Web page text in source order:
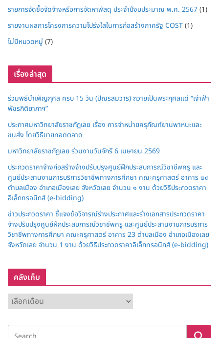
รายการจัดซื้อจัดจ้างหรือการจัดหาพัสดุ ประจำปีงบประมาณ พ.ศ. 2567(1)
รายงานผลการโครงการความโปร่งใสในการก่อสร้างภาครัฐ COST(1)
ไม่มีหมวดหมู่ (7)
เรื่องล่าสุด
ร่วมพิธีบำเพ็ญกุศล ครบ 15 วัน (ปัณรสมวาร) ถวายเป็นพระกุศลแด่ “เจ้าฟ้า
พัชรกิติยาภาฯ”
ประกาศมหาวิทยาลัยราชภัฏเลย เรื่อง การจำหน่ายครุภัณฑ์ยานพาหนะและ
ขนส่ง โดยวิธีขายทอดตลาด
มหาวิทยาลัยราชภัฏเลย ร่วมงานวันจักรี 6 เมษายน 2569
ประกวดราคาจ้างก่อสร้างจ้างปรับปรุงศูนย์ฝึกประสบการณ์วิชาชีพครู และ
ศูนย์ประสานงานการบริการวิชาชีพทางการศึกษา คณะครุศาสตร์ อาคาร ๒๓
ตำบลเมือง อำเภอเมืองเลย จังหวัดเลย จำนวน ๑ งาน ด้วยวิธีประกวดราคา
อิเล็กทรอนิกส์ (e-bidding)
ข่าวประกวดราคา ชี้แจงข้อวิจารณ์ร่างประกาศและร่างเอกสารประกวดราคา
จ้างปรับปรุงศูนย์ฝึกประสบการณ์วิชาชีพครู และศูนย์ประสานงานการบริการ
วิชาชีพทางการศึกษา คณะครุศาสตร์ อาคาร 23 ตำบลเมือง อำเภอเมืองเลย
จังหวัดเลย จำนวน 1 งาน ด้วยวิธีประกวดราคาอิเล็กทรอนิกส์ (e-bidding)
คลังเก็บ
ลั
ง